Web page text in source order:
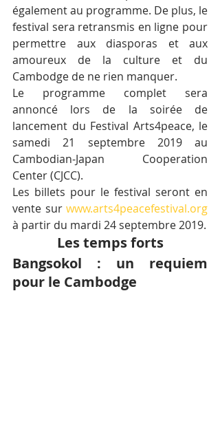
également au programme. De plus, le
festival sera retransmis en ligne pour
permettre aux diasporas et aux
amoureux de la culture et du
Cambodge de ne rien manquer.
Le programme complet sera
annoncé lors de la soirée de
lancement du Festival Arts4peace, le
samedi 21 septembre 2019 au
Cambodian-Japan Cooperation
Center (CJCC).
Les billets pour le festival seront en
vente sur www.arts4peacefestival.org
à partir du mardi 24 septembre 2019.
Les temps forts
Bangsokol : un requiem
pour le Cambodge